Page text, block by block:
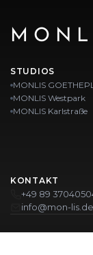
STUDIOS
MONLIS
MONLIS Westpark
MONLIS Karlstraße
KONTAKT
+49 89
info@mon-lis.de